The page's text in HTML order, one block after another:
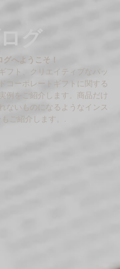
グ
グへようこそ！
フト、クリエイティブなパッ
コーポレートギフトに関する
例をご紹介します。商品だけ
ないものになるようなインス
ご紹介します。.